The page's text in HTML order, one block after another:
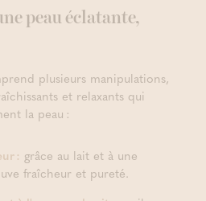
peau éclatante,
plusieurs manipulations,
et relaxants qui
la peau :
: grâce au lait et à une
fraîcheur et pureté.